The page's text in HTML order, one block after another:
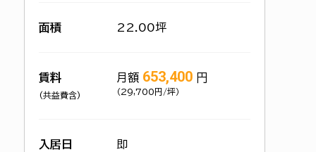
面積 22.00坪
賃料
(共益費含)
月額 653,400 円
（29,700円/坪）
入居日 即